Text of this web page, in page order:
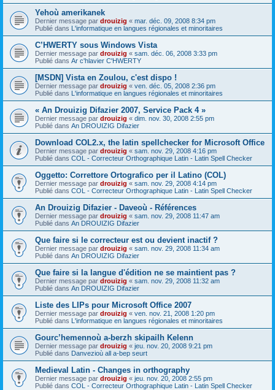
Yehoù amerikanek
Dernier message par drouizig « mar. déc. 09, 2008 8:34 pm
Publié dans L'informatique en langues régionales et minoritaires
C’HWERTY sous Windows Vista
Dernier message par drouizig « sam. déc. 06, 2008 3:33 pm
Publié dans Ar c'hlavier C'HWERTY
[MSDN] Vista en Zoulou, c'est dispo !
Dernier message par drouizig « ven. déc. 05, 2008 2:36 pm
Publié dans L'informatique en langues régionales et minoritaires
« An Drouizig Difazier 2007, Service Pack 4 »
Dernier message par drouizig « dim. nov. 30, 2008 2:55 pm
Publié dans An DROUIZIG Difazier
Download COL2.x, the latin spellchecker for Microsoft Office
Dernier message par drouizig « sam. nov. 29, 2008 4:16 pm
Publié dans COL - Correcteur Orthographique Latin - Latin Spell Checker
Oggetto: Correttore Ortografico per il Latino (COL)
Dernier message par drouizig « sam. nov. 29, 2008 4:14 pm
Publié dans COL - Correcteur Orthographique Latin - Latin Spell Checker
An Drouizig Difazier - Daveoù - Références
Dernier message par drouizig « sam. nov. 29, 2008 11:47 am
Publié dans An DROUIZIG Difazier
Que faire si le correcteur est ou devient inactif ?
Dernier message par drouizig « sam. nov. 29, 2008 11:34 am
Publié dans An DROUIZIG Difazier
Que faire si la langue d'édition ne se maintient pas ?
Dernier message par drouizig « sam. nov. 29, 2008 11:32 am
Publié dans An DROUIZIG Difazier
Liste des LIPs pour Microsoft Office 2007
Dernier message par drouizig « ven. nov. 21, 2008 1:20 pm
Publié dans L'informatique en langues régionales et minoritaires
Gourc’hemennoù a-berzh skipailh Kelenn
Dernier message par drouizig « jeu. nov. 20, 2008 9:21 pm
Publié dans Danvezioù all a-bep seurt
Medieval Latin - Changes in orthography
Dernier message par drouizig « jeu. nov. 20, 2008 2:55 pm
Publié dans COL - Correcteur Orthographique Latin - Latin Spell Checker